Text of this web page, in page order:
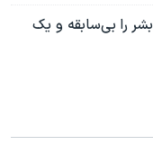
را بی‌سابقه و یک